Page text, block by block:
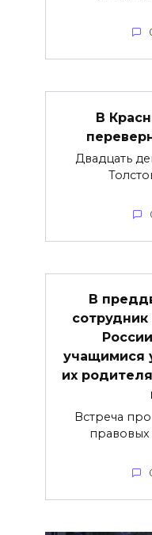
В
Двадцать
В
учащимися
их
Встреча
правовых